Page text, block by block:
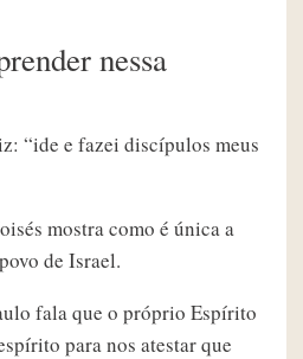
nessa
“ide e fazei discípulos meus
mostra como é única a
de Israel.
fala que o próprio Espírito
para nos atestar que